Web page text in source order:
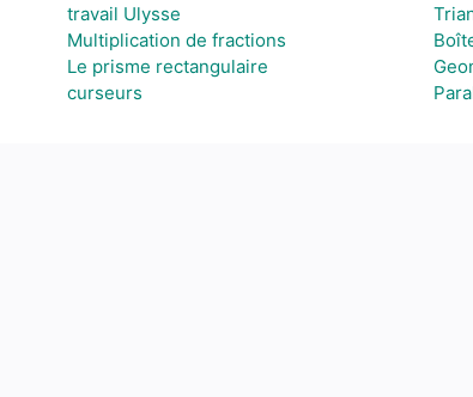
travail Ulysse
Multiplication de fractions
Le prisme rectangulaire
curseurs